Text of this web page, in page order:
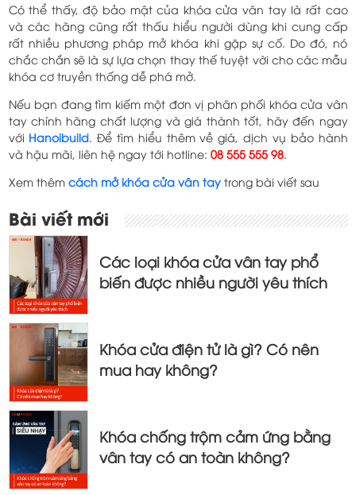
Có thể thấy, độ bảo mật của khóa cửa vân tay là rất cao
và các hãng cũng rất thấu hiểu người dùng khi cung cấp
rất nhiều phương pháp mở khóa khi gặp sự cố. Do đó, nó
chắc chắn sẽ là sự lựa chọn thay thế tuyệt vời cho các mẫu
khóa cơ truyền thống dễ phá mở.
Nếu bạn đang tìm kiếm một đơn vị phân phối khóa cửa vân
tay chính hãng chất lượng và giá thành tốt, hãy đến ngay
với Hanoibuild. Để tìm hiểu thêm về giá, dịch vụ bảo hành
và hậu mãi, liên hệ ngay tới hotline: 08 555 555 98.
Xem thêm cách mở khóa cửa vân taytrong bài viết sau
Điều
hướng
bài
viết
Bài viết mới
Các loại khóa cửa vân tay phổ
biến được nhiều người yêu thích
Khóa cửa điện tử là gì? Có nên
mua hay không?
Khóa chống trộm cảm ứng bằng
vân tay có an toàn không?